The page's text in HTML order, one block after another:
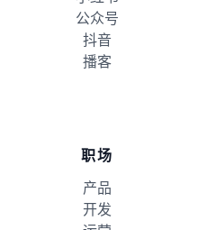
公众号
抖音
播客
职场
产品
开发